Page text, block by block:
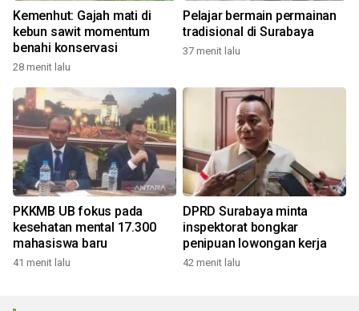
Kemenhut: Gajah mati di
kebun sawit momentum
benahi konservasi
28 menit lalu
Pelajar bermain permainan
tradisional di Surabaya
37 menit lalu
PKKMB UB fokus pada
kesehatan mental 17.300
mahasiswa baru
41 menit lalu
DPRD Surabaya minta
inspektorat bongkar
penipuan lowongan kerja
42 menit lalu